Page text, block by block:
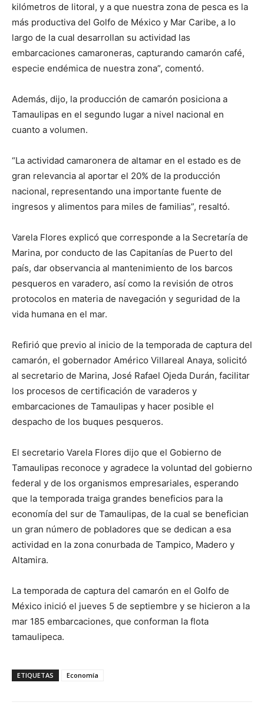
kilómetros de litoral, y a que nuestra zona de pesca es la
más productiva del Golfo de México y Mar Caribe, a lo
largo de la cual desarrollan su actividad las
embarcaciones camaroneras, capturando camarón café,
especie endémica de nuestra zona”, comentó.
Además, dijo, la producción de camarón posiciona a
Tamaulipas en el segundo lugar a nivel nacional en
cuanto a volumen.
“La actividad camaronera de altamar en el estado es de
gran relevancia al aportar el 20% de la producción
nacional, representando una importante fuente de
ingresos y alimentos para miles de familias”, resaltó.
Varela Flores explicó que corresponde a la Secretaría de
Marina, por conducto de las Capitanías de Puerto del
país, dar observancia al mantenimiento de los barcos
pesqueros en varadero, así como la revisión de otros
protocolos en materia de navegación y seguridad de la
vida humana en el mar.
Refirió que previo al inicio de la temporada de captura del
camarón, el gobernador Américo Villareal Anaya, solicitó
al secretario de Marina, José Rafael Ojeda Durán, facilitar
los procesos de certificación de varaderos y
embarcaciones de Tamaulipas y hacer posible el
despacho de los buques pesqueros.
El secretario Varela Flores dijo que el Gobierno de
Tamaulipas reconoce y agradece la voluntad del gobierno
federal y de los organismos empresariales, esperando
que la temporada traiga grandes beneficios para la
economía del sur de Tamaulipas, de la cual se benefician
un gran número de pobladores que se dedican a esa
actividad en la zona conurbada de Tampico, Madero y
Altamira.
La temporada de captura del camarón en el Golfo de
México inició el jueves 5 de septiembre y se hicieron a la
mar 185 embarcaciones, que conforman la flota
tamaulipeca.
ETIQUETAS Economía